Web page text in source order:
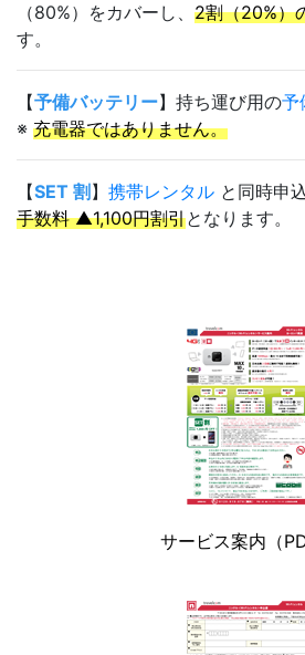
（80%）をカバーし、 2割（20%）
す。
【予備バッテリー】持ち運び用の予
※ 充電器ではありません。
【SET 割 】 携帯レンタル と同時申
手数料 ▲1,100円割引となります。
サービス案内（